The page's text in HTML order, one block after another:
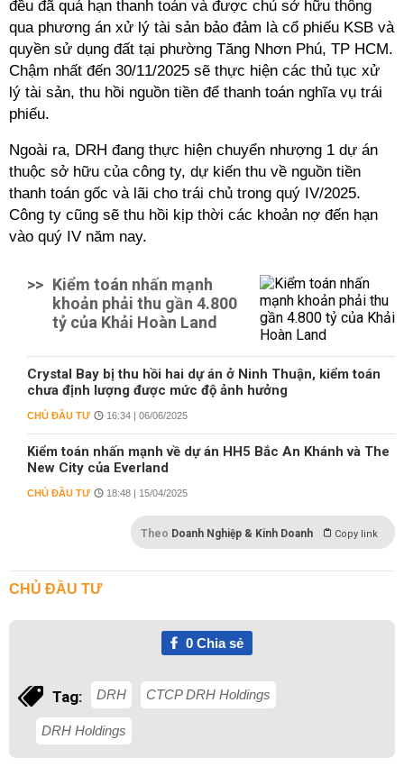
đều đã quá hạn thanh toán và được chủ sở hữu thông
qua phương án xử lý tài sản bảo đảm là cổ phiếu KSB và
quyền sử dụng đất tại phường Tăng Nhơn Phú, TP HCM.
Chậm nhất đến 30/11/2025 sẽ thực hiện các thủ tục xử
lý tài sản, thu hồi nguồn tiền để thanh toán nghĩa vụ trái
phiếu.
Ngoài ra, DRH đang thực hiện chuyển nhượng 1 dự án
thuộc sở hữu của công ty, dự kiến thu về nguồn tiền
thanh toán gốc và lãi cho trái chủ trong quý IV/2025.
Công ty cũng sẽ thu hồi kịp thời các khoản nợ đến hạn
vào quý IV năm nay.
>> Kiểm toán nhấn mạnh
khoản phải thu gần 4.800
tỷ của Khải Hoàn Land
Crystal Bay bị thu hồi hai dự án ở Ninh Thuận, kiểm toán
chưa định lượng được mức độ ảnh hưởng
CHỦ ĐẦU TƯ 16:34 | 06/06/2025
Kiểm toán nhấn mạnh về dự án HH5 Bắc An Khánh và The
New City của Everland
CHỦ ĐẦU TƯ 18:48 | 15/04/2025
Theo Doanh Nghiệp & Kinh Doanh Copy link
CHỦ ĐẦU TƯ
0Chia sẻ
Tag: DRH CTCP DRH Holdings
DRH Holdings